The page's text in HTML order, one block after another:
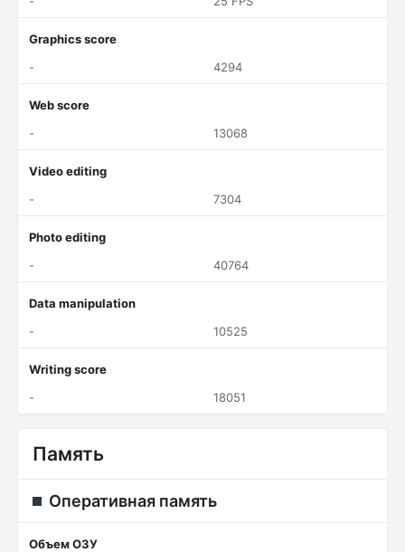
Graphics score
-
4294
Web score
-
13068
Video editing
-
7304
Photo editing
-
40764
Data manipulation
-
10525
Writing score
-
18051
Память
Оперативная память
Объем ОЗУ